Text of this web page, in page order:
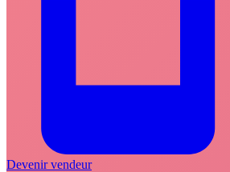
Devenir vendeur